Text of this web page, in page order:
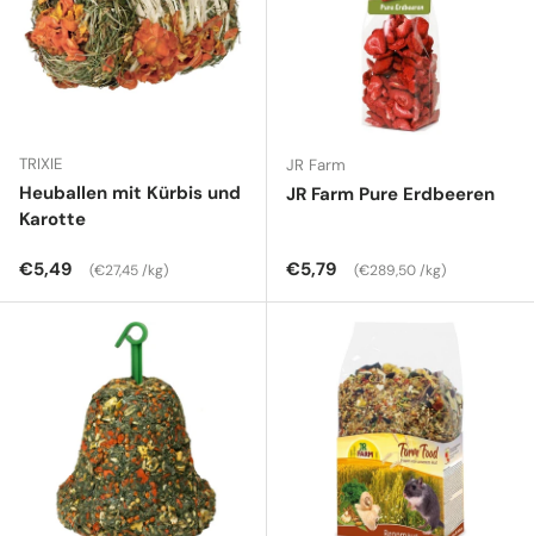
TRIXIE
Heuballen mit Kürbis und
Karotte
Normaler Preis
€5,49 Grundpreis
€27,45 /kg
JR Farm
JR Farm Pure Erdbeeren
Normaler Preis
€5,79 Grundpreis
€289,50 /kg